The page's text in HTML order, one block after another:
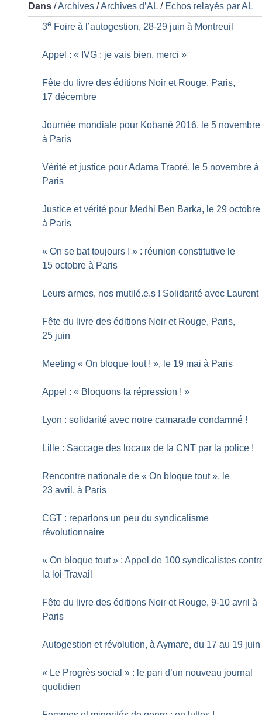
Dans /Archives /Archives d’AL / Echos relayés par AL
3e Foire à l’autogestion, 28-29 juin à Montreuil
Appel : « IVG : je vais bien, merci »
Fête du livre des éditions Noir et Rouge, Paris,
17 décembre
Journée mondiale pour Kobanê 2016, le 5 novembre
à Paris
Vérité et justice pour Adama Traoré, le 5 novembre à
Paris
Justice et vérité pour Medhi Ben Barka, le 29 octobre
à Paris
« On se bat toujours ! » : réunion constitutive le
15 octobre à Paris
Leurs armes, nos mutilé.e.s ! Solidarité avec Laurent
Fête du livre des éditions Noir et Rouge, Paris,
25 juin
Meeting « On bloque tout ! », le 19 mai à Paris
Appel : « Bloquons la répression ! »
Lyon : solidarité avec notre camarade condamné !
Lille : Saccage des locaux de la CNT par la police !
Rencontre nationale de « On bloque tout », le
23 avril, à Paris
CGT : reparlons un peu du syndicalisme
révolutionnaire
« On bloque tout » : Appel de 100 syndicalistes
la loi Travail
Fête du livre des éditions Noir et Rouge, 9-10 avril à
Paris
Autogestion et révolution, à Aymare, du 17 au 19 juin
« Le Progrès social » : le pari d’un nouveau journal
quotidien